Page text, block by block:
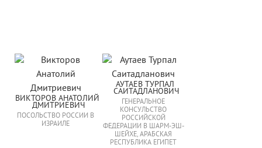
ВИКТОРОВ АНАТОЛИЙ
ДМИТРИЕВИЧ
ПОСОЛЬСТВО РОССИИ В
ИЗРАИЛЕ
АУТАЕВ ТУРПАЛ
САИТАДЛАНОВИЧ
ГЕНЕРАЛЬНОЕ
КОНСУЛЬСТВО
РОССИЙСКОЙ
ФЕДЕРАЦИИ В ШАРМ-ЭШ-
ШЕЙХЕ, АРАБСКАЯ
РЕСПУБЛИКА ЕГИПЕТ